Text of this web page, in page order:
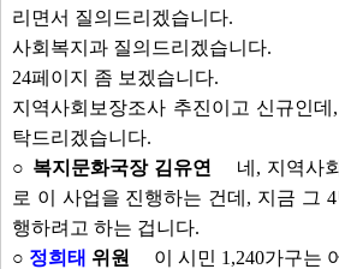
리면서 질의드리겠습니다.
사회복지과 질의드리겠습니다.
24페이지 좀 보겠습니다.
지역사회보장조사 추진이고 신규인
탁드리겠습니다.
○ 복지문화국장 김유연
네, 지역사
로 이 사업을 진행하는 건데, 지금 그
행하려고 하는 겁니다.
○ 정희태 위원
이 시민 1,240가구는